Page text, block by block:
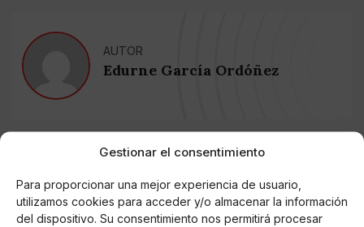
Gestionar el consentimiento
Para proporcionar una mejor experiencia de usuario,
utilizamos cookies para acceder y/o almacenar la información
del dispositivo. Su consentimiento nos permitirá procesar
AUTOR
Edurne García Ordóñez
Noticias relacionadas
Mejores Cripto Casinos Online en
Colombia 2025: Bitcoin Casinos